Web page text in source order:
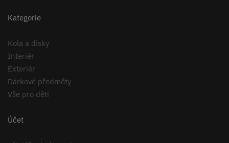
Kategorie
Kola a disky
Interiér
Exteriér
Dárkové předměty
Vše pro děti
Účet